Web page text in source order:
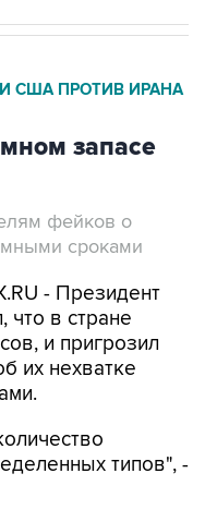
США ПРОТИВ ИРАНА
запасе
фейков о
сроками
- Президент
в стране
и пригрозил
их нехватке
типов", -